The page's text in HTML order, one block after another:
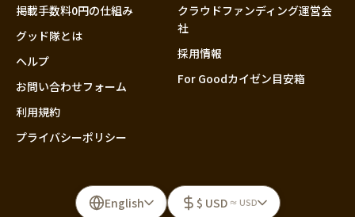
掲載手数料0円の仕組み
グッド隊とは
ヘルプ
お問い合わせフォーム
利用規約
プライバシーポリシー
クラウドファンディング運営会
社
採用情報
For Goodカイゼン目安箱
English $ USD ≈ USD